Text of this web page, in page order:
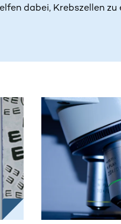
dabei, Krebszellen zu